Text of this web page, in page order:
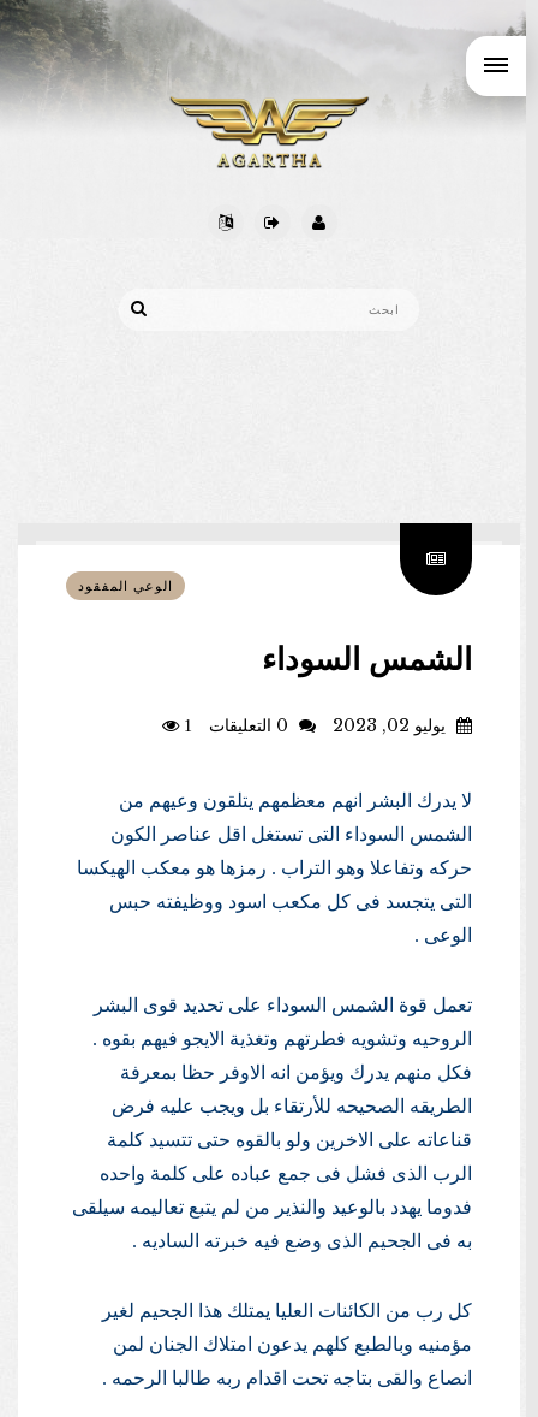
الوعي المفقود
الشمس السوداء
يوليو 02, 2023 0 التعليقات
لا يدرك البشر انهم معظمهم يتلقون وعيهم من
الشمس السوداء التى تستغل اقل عناصر الكون
حركه وتفاعلا وهو التراب . رمزها هو معكب الهيكسا
التى يتجسد فى كل مكعب اسود ووظيفته حبس
الوعى .
تعمل قوة الشمس السوداء على تحديد قوى البشر
الروحيه وتشويه فطرتهم وتغذية الايجو فيهم بقوه .
فكل منهم يدرك ويؤمن انه الاوفر حظا بمعرفة
الطريقه الصحيحه للأرتقاء بل ويجب عليه فرض
قناعاته على الاخرين ولو بالقوه حتى تتسيد كلمة
الرب الذى فشل فى جمع عباده على كلمة واحده
فدوما يهدد بالوعيد والنذير من لم يتبع تعاليمه سيلقى
به فى الجحيم الذى وضع فيه خبرته الساديه .
كل رب من الكائنات العليا يمتلك هذا الجحيم لغير
مؤمنيه وبالطبع كلهم يدعون امتلاك الجنان لمن
انصاع والقى بتاجه تحت اقدام ربه طالبا الرحمه .